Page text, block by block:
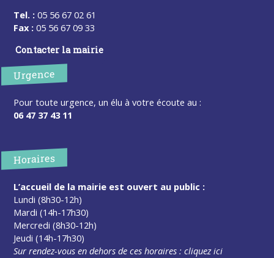
Tel. : 05 56 67 02 61
Fax : 05 56 67 09 33
Contacter la mairie
Urgence
Pour toute urgence, un élu à votre écoute au :
06 47 37 43 11
Horaires
L’accueil de la mairie est ouvert au public :
Lundi (8h30-12h)
Mardi (14h-17h30)
Mercredi (8h30-12h)
Jeudi (14h-17h30)
Sur rendez-vous en dehors de ces horaires :cliquez ici